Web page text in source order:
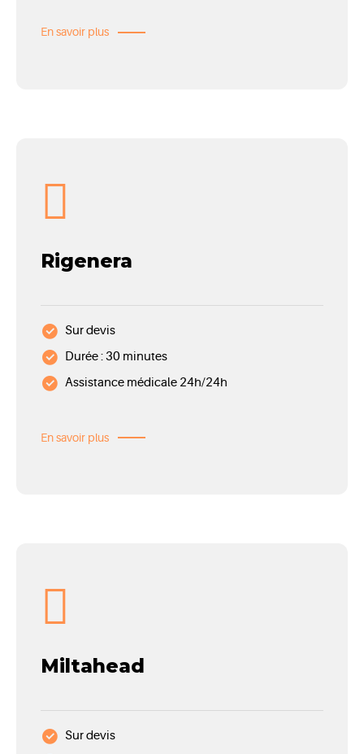
En savoir plus
Rigenera
Sur devis
Durée : 30 minutes
Assistance médicale 24h/24h
En savoir plus
Miltahead
Sur devis